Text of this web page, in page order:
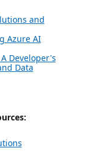
and
Azure AI
Developer's
Data